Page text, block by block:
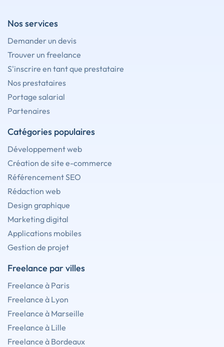
Nos services
Demander un devis
Trouver un freelance
S'inscrire en tant que prestataire
Nos prestataires
Portage salarial
Partenaires
Catégories populaires
Développement web
Création de site e-commerce
Référencement SEO
Rédaction web
Design graphique
Marketing digital
Applications mobiles
Gestion de projet
Freelance par villes
Freelance à Paris
Freelance à Lyon
Freelance à Marseille
Freelance à Lille
Freelance à Bordeaux